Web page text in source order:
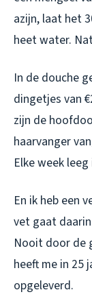
azijn, laat het
heet water.
In de douche
dingetjes van
zijn de
haarvanger
Elke week
En ik heb een
vet gaat
Nooit door de
heeft me in 25
opgeleverd.